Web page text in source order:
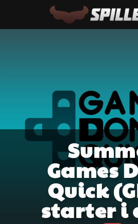
Games
Quick
starter i